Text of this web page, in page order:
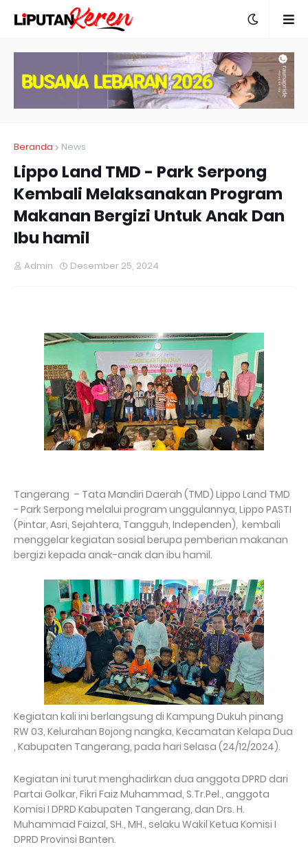
Beranda News
Lippo Land TMD - Park Serpong
Kembali Melaksanakan Program
Makanan Bergizi Untuk Anak Dan
Ibu hamil
Admin Desember 25, 2024
Tangerang – Tata Mandiri Daerah (TMD) Lippo Land TMD
- Park Serpong melalui program unggulannya, Lippo PASTI
(Pintar, Asri, Sejahtera, Tangguh, Independen), kembali
menggelar kegiatan sosial berupa pemberian makanan
bergizi kepada anak-anak dan ibu hamil.
Kegiatan kali ini berlangsung di Kampung Dukuh pinang
RW 03, Kelurahan Bojong nangka, Kecamatan Kelapa Dua
, Kabupaten Tangerang, pada hari Selasa (24/12/2024).
Kegiatan ini turut menghadirkan dua anggota DPRD dari
Partai Golkar, Fikri Faiz Muhammad, S.Tr.Pel., anggota
Komisi I DPRD Kabupaten Tangerang, dan Drs. H.
Muhammad Faizal, SH., MH., selaku Wakil Ketua Komisi I
DPRD Provinsi Banten.